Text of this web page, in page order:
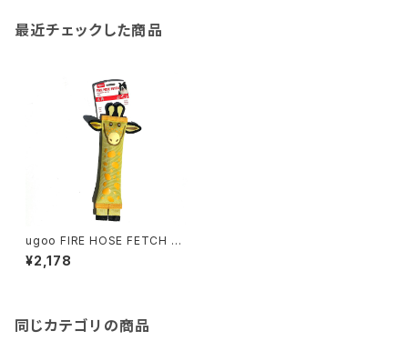
最近チェックした商品
ugoo FIRE HOSE FETCH GI
RAFFE ユーゴー ファイヤー
ホース フェッチ ジラフ
¥2,178
同じカテゴリの商品